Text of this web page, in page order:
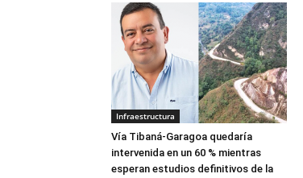
Infraestructura
Vía Tibaná-Garagoa quedaría
intervenida en un 60 % mientras
esperan estudios definitivos de la